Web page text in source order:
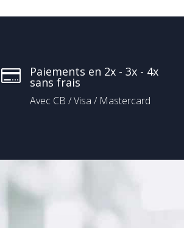
 Paiements en 2x - 3x - 4x
sans frais
Avec CB / Visa / Mastercard